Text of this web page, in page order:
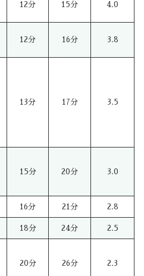
12分 15分 4.0
12分 16分 3.8
13分 17分 3.5
15分 20分 3.0
16分 21分 2.8
18分 24分 2.5
20分 26分 2.3